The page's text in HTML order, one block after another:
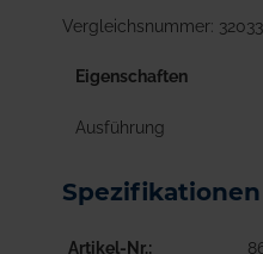
Vergleichsnummer:
Eigenschaften
Ausführung
Spezifikationen
Artikel-Nr.